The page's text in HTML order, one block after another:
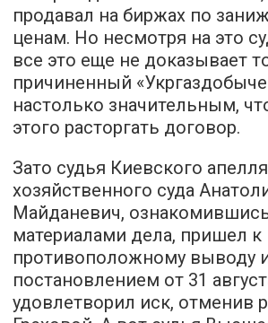
продавал на биржах по
ценам. Но несмотря на это
все это еще не доказывает
причиненный
настолько значительным,
этого расторгать договор.
Зато судья Киевского
хозяйственного суда
Майданевич,
материалами дела, пришел к
противоположному выводу
постановлением от 31
удовлетворил иск, отменив